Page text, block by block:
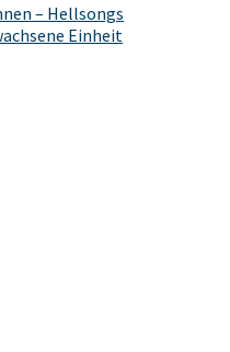
– Hellsongs
Einheit